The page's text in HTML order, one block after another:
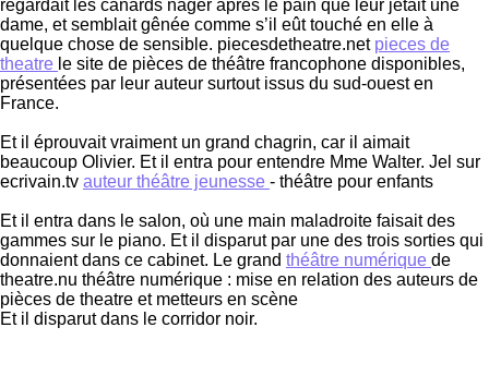
regardait les canards nager après le pain que leur jetait une
dame, et semblait gênée comme s’il eût touché en elle à
quelque chose de sensible. piecesdetheatre.net pieces de
theatre le site de pièces de théâtre francophone disponibles,
présentées par leur auteur surtout issus du sud-ouest en
France.
Et il éprouvait vraiment un grand chagrin, car il aimait
beaucoup Olivier. Et il entra pour entendre Mme Walter. Jel sur
ecrivain.tv auteur théâtre jeunesse - théâtre pour enfants
Et il entra dans le salon, où une main maladroite faisait des
gammes sur le piano. Et il disparut par une des trois sorties qui
donnaient dans ce cabinet. Le grand théâtre numérique de
theatre.nu théâtre numérique : mise en relation des auteurs de
pièces de theatre et metteurs en scène
Et il disparut dans le corridor noir.